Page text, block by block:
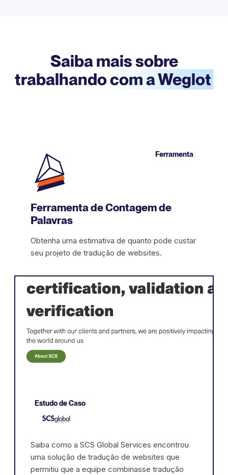
Saiba mais sobre
trabalhandocom a Weglot
Ferramenta
Ferramenta de Contagem de
Palavras
Obtenha uma estimativa de quanto pode custar
seu projeto de tradução de websites.
Estudo de Caso
Saiba como a SCS Global Services encontrou
uma solução de tradução de websites que
permitiu que a equipe combinasse tradução